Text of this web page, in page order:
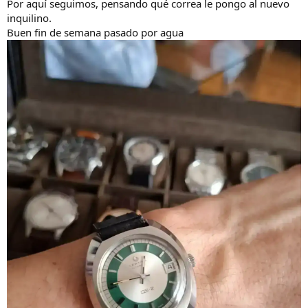
Por aquí seguimos, pensando qué correa le pongo al nuevo
inquilino.
Buen fin de semana pasado por agua